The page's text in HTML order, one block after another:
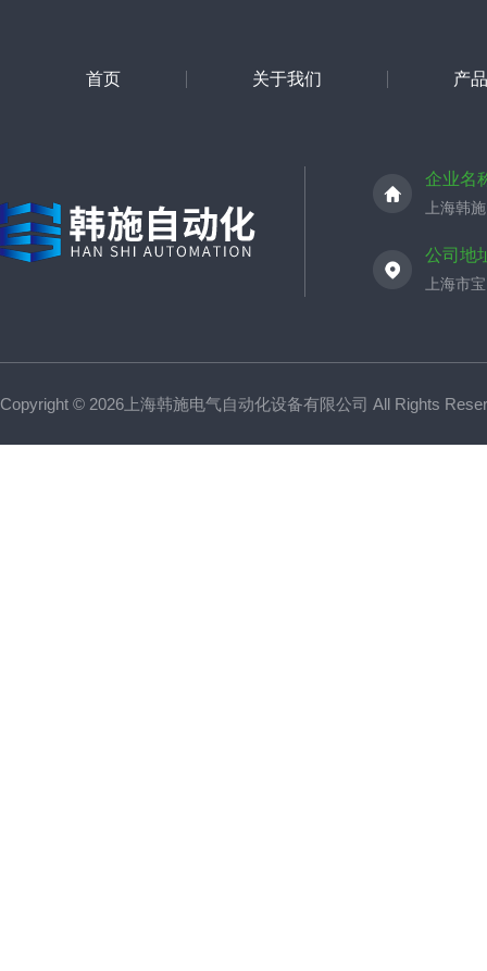
首页 关于我们 产
企业名
上海韩
公司地
上海市
Copyright © 2026上海韩施电气自动化设备有限公司 All Rights